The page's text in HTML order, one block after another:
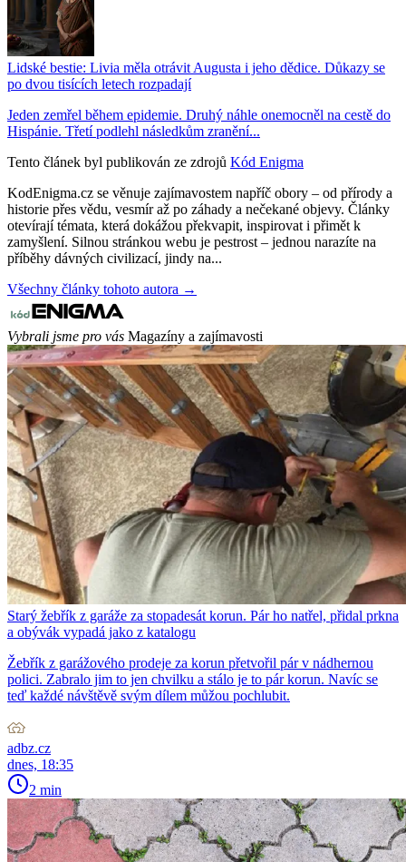
Lidské bestie: Livia měla otrávit Augusta i jeho dědice. Důkazy se
po dvou tisících letech rozpadají
Jeden zemřel během epidemie. Druhý náhle onemocněl na cestě do
Hispánie. Třetí podlehl následkům zranění...
Tento článek byl publikován ze zdrojů Kód Enigma
KodEnigma.cz se věnuje zajímavostem napříč obory – od přírody a
historie přes vědu, vesmír až po záhady a nečekané objevy. Články
otevírají témata, která dokážou překvapit, inspirovat i přimět k
zamyšlení. Silnou stránkou webu je pestrost – jednou narazíte na
příběhy dávných civilizací, jindy na...
Všechny články tohoto autora →
Vybrali jsme pro vás Magazíny a zajímavosti
Starý žebřík z garáže za stopadesát korun. Pár ho natřel, přidal prkna
a obývák vypadá jako z katalogu
Žebřík z garážového prodeje za korun přetvořil pár v nádhernou
polici. Zabralo jim to jen chvilku a stálo je to pár korun. Navíc se
teď každé návštěvě svým dílem můžou pochlubit.
adbz.cz
dnes, 18:35
2 min